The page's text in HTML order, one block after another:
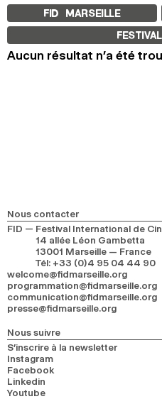
FID MARSEILLE
À PROPOS
LE FID À L’ANNÉE
TARIFS
CALENDRIER
FID LAB 18
FID CAMPUS 13
ARCHIVES
2025
2024
2023
RECHERCHE
Aucun résultat n’a été
Nous contacter
FID — Festival International de
14 allée Léon Gambetta
13001 Marseille — France
Tél: +33 (0)4 95 04 44 90
welcome@fidmarseille.org
programmation@fidmarseille.org
communication@fidmarseille.org
presse@fidmarseille.org
Nous suivre
S’inscrire à la newsletter
Instagram
Facebook
Linkedin
Youtube